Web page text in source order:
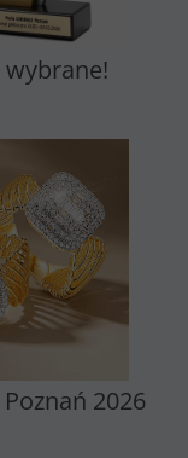
wybrane!
2026